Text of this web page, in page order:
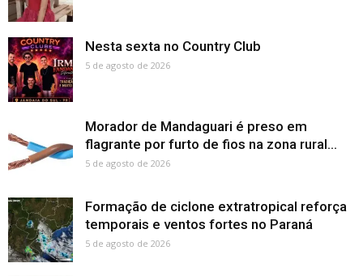
Nesta sexta no Country Club
5 de agosto de 2026
Morador de Mandaguari é preso em
flagrante por furto de fios na zona rural...
5 de agosto de 2026
Formação de ciclone extratropical reforça
temporais e ventos fortes no Paraná
5 de agosto de 2026